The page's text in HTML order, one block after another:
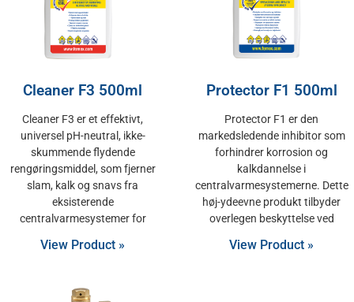
Cleaner F3 500ml
Cleaner F3 er et effektivt,
universel pH-neutral, ikke-
skummende flydende
rengøringsmiddel, som fjerner
slam, kalk og snavs fra
eksisterende
centralvarmesystemer for
View Product »
Protector F1 500ml
Protector F1 er den
markedsledende inhibitor som
forhindrer korrosion og
kalkdannelse i
centralvarmesystemerne. Dette
høj-ydeevne produkt tilbyder
overlegen beskyttelse ved
View Product »